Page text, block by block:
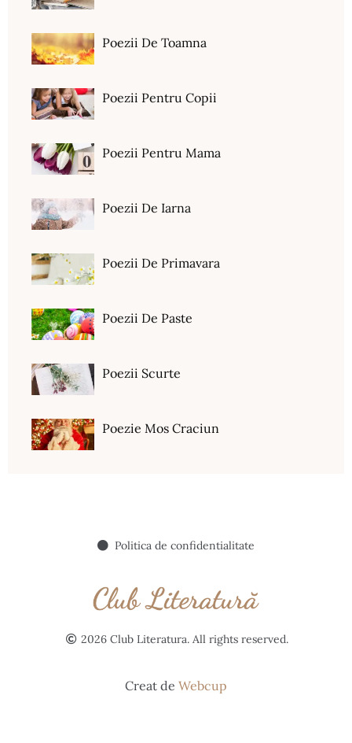
Poezii De Toamna
Poezii Pentru Copii
Poezii Pentru Mama
Poezii De Iarna
Poezii De Primavara
Poezii De Paste
Poezii Scurte
Poezie Mos Craciun
Politica de confidentialitate
2026 Club Literatura. All rights reserved.
Creat de Webcup